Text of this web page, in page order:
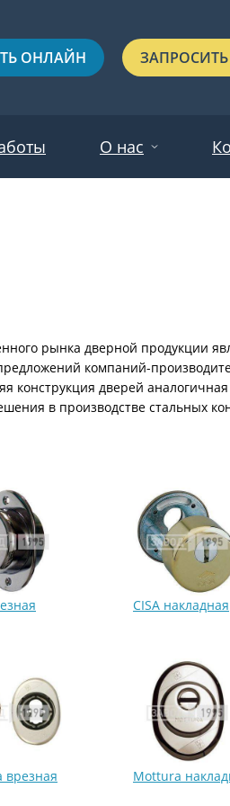
ОНЛАЙН ЗАПРОСИТЬ
Синие
С выдавленным рисунком
С металлофиленкой
О нас
рынка дверной продукции
компаний-
конструкция дверей аналогичная
в производстве стальных
CISA накладная
врезная Mottura